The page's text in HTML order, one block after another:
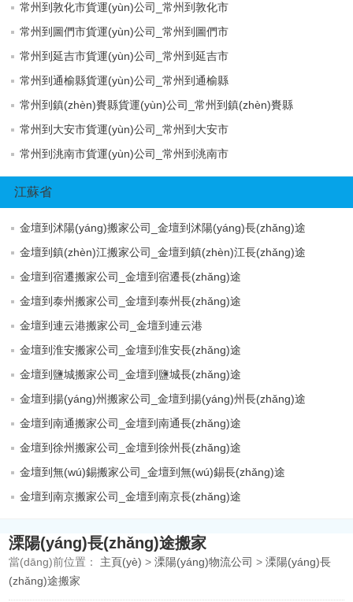
常州到敦化市貨運(yùn)公司_常州到敦化市
常州到圖們市貨運(yùn)公司_常州到圖們市
常州到延吉市貨運(yùn)公司_常州到延吉市
常州到通榆縣貨運(yùn)公司_常州到通榆縣
常州到鎮(zhèn)賚縣貨運(yùn)公司_常州到鎮(zhèn)賚縣
常州到大安市貨運(yùn)公司_常州到大安市
常州到洮南市貨運(yùn)公司_常州到洮南市
江蘇省
金壇到沭陽(yáng)搬家公司_金壇到沭陽(yáng)長(zhǎng)途
金壇到鎮(zhèn)江搬家公司_金壇到鎮(zhèn)江長(zhǎng)途
金壇到宿遷搬家公司_金壇到宿遷長(zhǎng)途
金壇到泰州搬家公司_金壇到泰州長(zhǎng)途
金壇到連云港搬家公司_金壇到連云港
金壇到淮安搬家公司_金壇到淮安長(zhǎng)途
金壇到鹽城搬家公司_金壇到鹽城長(zhǎng)途
金壇到揚(yáng)州搬家公司_金壇到揚(yáng)州長(zhǎng)途
金壇到南通搬家公司_金壇到南通長(zhǎng)途
金壇到徐州搬家公司_金壇到徐州長(zhǎng)途
金壇到無(wú)錫搬家公司_金壇到無(wú)錫長(zhǎng)途
金壇到南京搬家公司_金壇到南京長(zhǎng)途
溧陽(yáng)長(zhǎng)途搬家
當(dāng)前位置： 主頁(yè) >溧陽(yáng)物流公司 >溧陽(yáng)長
(zhǎng)途搬家